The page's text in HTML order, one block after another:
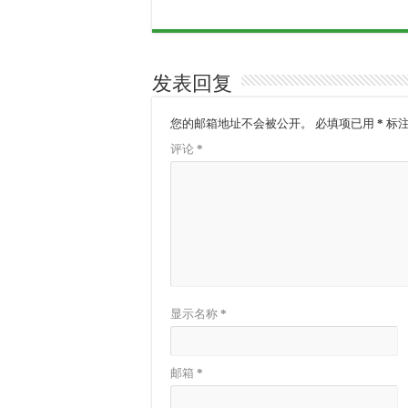
发表回复
您的邮箱地址不会被公开。 必填项已用 * 标注
评论 *
显示名称 *
邮箱 *